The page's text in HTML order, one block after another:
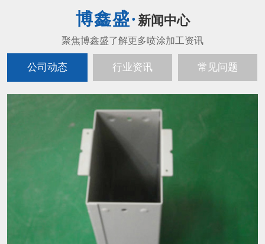
新闻中心
公司动态 行业资讯 常见问题